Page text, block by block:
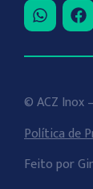
© ACZ Inox
Política de
Feito por